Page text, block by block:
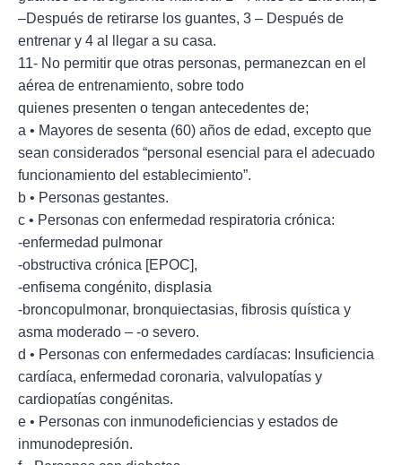
–Después de retirarse los guantes, 3 – Después de
entrenar y 4 al llegar a su casa.
11- No permitir que otras personas, permanezcan en el
aérea de entrenamiento, sobre todo
quienes presenten o tengan antecedentes de;
a • Mayores de sesenta (60) años de edad, excepto que
sean considerados “personal esencial para el adecuado
funcionamiento del establecimiento”.
b • Personas gestantes.
c • Personas con enfermedad respiratoria crónica:
-enfermedad pulmonar
-obstructiva crónica [EPOC],
-enfisema congénito, displasia
-broncopulmonar, bronquiectasias, fibrosis quística y
asma moderado – -o severo.
d • Personas con enfermedades cardíacas: Insuficiencia
cardíaca, enfermedad coronaria, valvulopatías y
cardiopatías congénitas.
e • Personas con inmunodeficiencias y estados de
inmunodepresión.